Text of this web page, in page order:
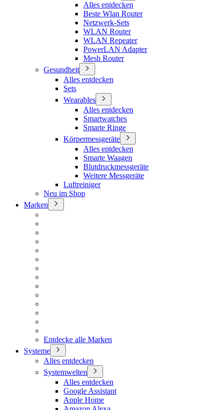
Alles entdecken
Beste Wlan Router
Netzwerk-Sets
WLAN Router
WLAN Repeater
PowerLAN Adapter
Mesh Router
Gesundheit
Alles entdecken
Sets
Wearables
Alles entdecken
Smartwatches
Smarte Ringe
Körpermessgeräte
Alles entdecken
Smarte Waagen
Blutdruckmessgeräte
Weitere Messgeräte
Luftreiniger
Neu im Shop
Marken
Entdecke alle Marken
Systeme
Alles entdecken
Systemwelten
Alles entdecken
Google Assistant
Apple Home